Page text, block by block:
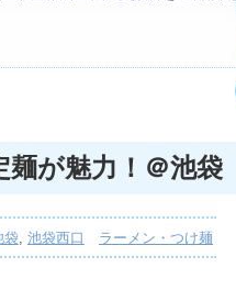
麺が魅力！＠池袋
袋, 池袋西口 ラーメン・つけ麺